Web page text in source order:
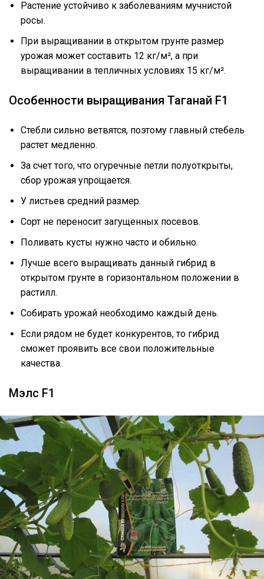
Растение устойчиво к заболеваниям мучнистой
росы.
При выращивании в открытом грунте размер
урожая может составить 12 кг/м², а при
выращивании в тепличных условиях 15 кг/м².
Особенности выращивания Таганай F1
Стебли сильно ветвятся, поэтому главный стебель
растет медленно.
За счет того, что огуречные петли полуоткрыты,
сбор урожая упрощается.
У листьев средний размер.
Сорт не переносит загущенных посевов.
Поливать кусты нужно часто и обильно.
Лучше всего выращивать данный гибрид в
открытом грунте в горизонтальном положении в
растилл.
Собирать урожай необходимо каждый день.
Если рядом не будет конкурентов, то гибрид
сможет проявить все свои положительные
качества.
Мэлс F1